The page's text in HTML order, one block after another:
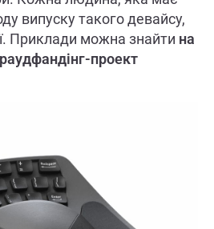
випуску такого девайсу,
Приклади можна знайти на
проект